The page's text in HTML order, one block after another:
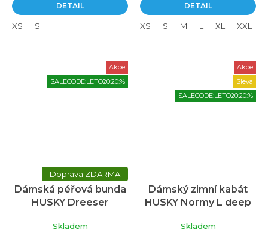
DETAIL
XS S
DETAIL
XS S M L XL XXL
Akce
SALECODE:LETO20:20:%
ZDARMA
Dámská péřová bunda
HUSKY Dreeser
Skladem
Akce
Sleva
SALECODE:LETO20:20:%
Dámský zimní kabát
HUSKY Normy L deep
Skladem